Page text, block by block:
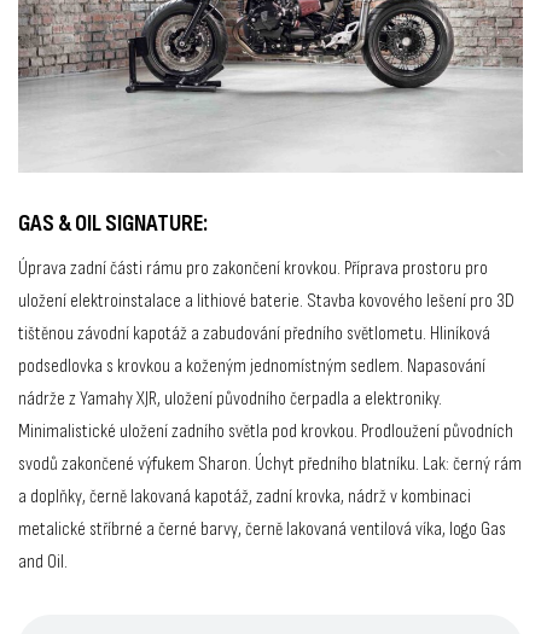
GAS & OIL SIGNATURE:
Úprava zadní části rámu pro zakončení krovkou. Příprava prostoru pro
uložení elektroinstalace a lithiové baterie. Stavba kovového lešení pro 3D
tištěnou závodní kapotáž a zabudování předního světlometu. Hliníková
podsedlovka s krovkou a koženým jednomístným sedlem. Napasování
nádrže z Yamahy XJR, uložení původního čerpadla a elektroniky.
Minimalistické uložení zadního světla pod krovkou. Prodloužení původních
svodů zakončené výfukem Sharon. Úchyt předního blatníku. Lak: černý rám
a doplňky, černě lakovaná kapotáž, zadní krovka, nádrž v kombinaci
metalické stříbrné a černé barvy, černě lakovaná ventilová víka, logo Gas
and Oil.